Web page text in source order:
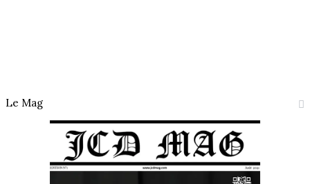
Le Mag